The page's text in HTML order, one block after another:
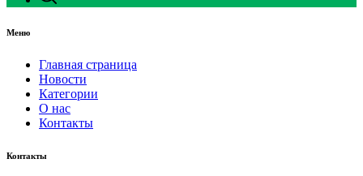
Меню
Главная страница
Новости
Категории
О нас
Контакты
Контакты